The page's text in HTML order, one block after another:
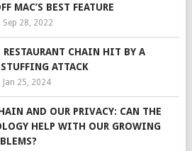
MAC’S BEST FEATURE
Sep 28, 2022
RESTAURANT CHAIN HIT BY A
ATTACK
Jan 25, 2024
AND OUR PRIVACY: CAN THE
HELP WITH OUR GROWING